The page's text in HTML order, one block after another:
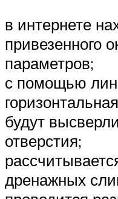
в интернете
привезенного
параметров;
с помощью
будут
отверстия;
дренажных